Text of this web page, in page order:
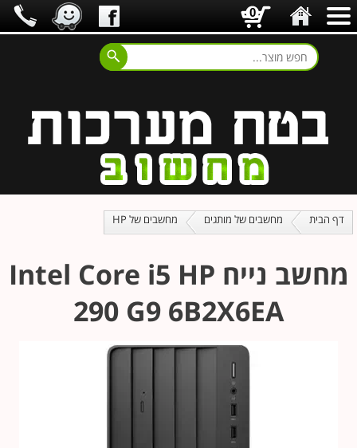
דף הבית מחשבים של מותגים מחשבים של HP
מחשב נייח Intel Core i5 HP
290 G9 6B2X6EA
0